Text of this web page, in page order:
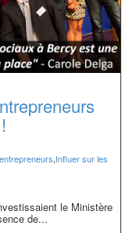
,Influer sur les
le Ministère
de...